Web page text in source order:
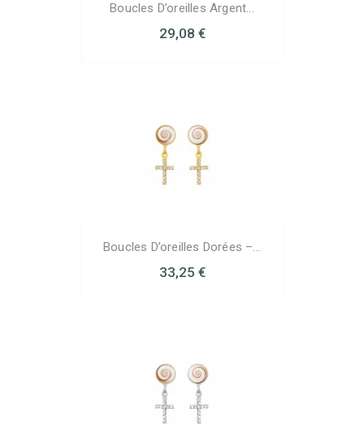
Boucles D’oreilles Argent...
29,08 €
Boucles D’oreilles Dorées –...
33,25 €